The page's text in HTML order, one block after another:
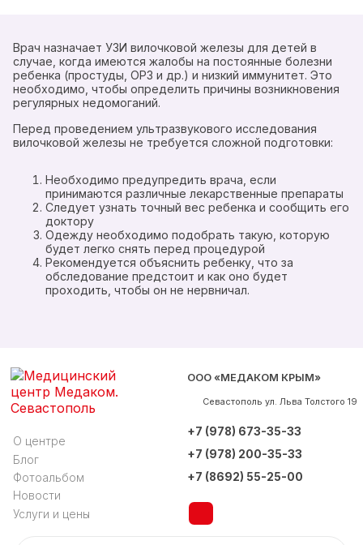
Врач назначает УЗИ вилочковой железы для детей в
случае, когда имеются жалобы на постоянные болезни
ребенка (простуды, ОРЗ и др.) и низкий иммунитет. Это
необходимо, чтобы определить причины возникновения
регулярных недомоганий.
Перед проведением ультразвукового исследования
вилочковой железы не требуется сложной подготовки:
Необходимо предупредить врача, если
принимаются различные лекарственные препараты
Следует узнать точный вес ребенка и сообщить его
доктору
Одежду необходимо подобрать такую, которую
будет легко снять перед процедурой
Рекомендуется объяснить ребенку, что за
обследование предстоит и как оно будет
проходить, чтобы он не нервничал.
ООО «МЕДАКОМ КРЫМ»
Севастополь ул. Льва Толстого 19
+7 (978) 673-35-33
+7 (978) 200-35-33
+7 (8692) 55-25-00
О центре
Блог
Фотоальбом
Новости
Услуги и цены